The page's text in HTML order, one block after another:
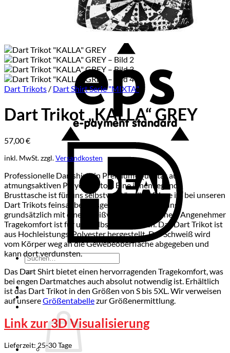
Suchen
nach:
Dart Trikots / Dart Shirt Serie "MIXTA"
Dart Trikot „KALLA“ GREY
57,00€
inkl. MwSt.zzgl.Versandkosten
Professionelle Dartshirts in Premium-Qualität aus
atmungsaktiven Polyesterstoff. Eine innenliegende
Brusttasche ist für uns selbstverständlich. Diese ist bei unseren
Dart Trikots feinsauber ausgearbeitet und bei uns
grundsätzlich mit einem Reißverschluss versehen. Angenehmer
Tragekomfort ist für uns selbstverständlich. Das Dart Trikot ist
aus Hochleistungs-Polyester hergestellt. Der Schweiß wird
vom Körper weg an die Gewebeoberfläche abgegeben und
kann dort verdunsten.
Das Dart Shirt bietet einen hervorragenden Tragekomfort, was
bei engen Dartmatches auch absolut notwendig ist. Erhältlich
ist das Dart Trikot in den Größen von S bis 5XL. Wir verweisen
auf unsereGrößentabellezur Größenermittlung.
Link zur 3D Visualisierung
Lieferzeit: 25-30 Tage